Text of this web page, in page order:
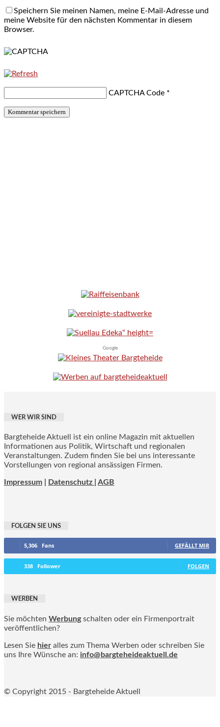
Speichern Sie meinen Namen, meine E-Mail-Adresse und
meine Website für den nächsten Kommentar in diesem
Browser.
CAPTCHA Code *
Google
WER WIR SIND
Bargteheide Aktuell ist ein online Magazin mit aktuellen
Informationen aus Politik, Wirtschaft und regionalen
Veranstaltungen. Zudem finden Sie bei uns interessante
Vorstellungen von regional ansässigen Firmen.
Impressum Datenschutz | AGB
FOLGEN SIE UNS
5,306 Fans GEFÄLLT MIR
338 Follower FOLGEN
WERBEN
Sie möchten Werbung schalten oder ein Firmenportrait
veröffentlichen?
Lesen Sie hier alles zum Thema Werben oder schreiben Sie
uns Ihre Wünsche an: info@bargteheideaktuell.de
© Copyright 2015 - Bargteheide Aktuell